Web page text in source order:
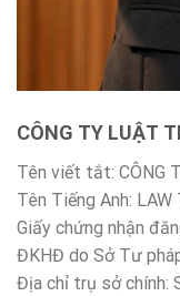
CÔNG TY LUẬT
Tên viết tắt: CÔNG
Tên Tiếng Anh:
Giấy chứng nhận
ĐKHĐ do Sở Tư
Địa chỉ trụ sở chính: